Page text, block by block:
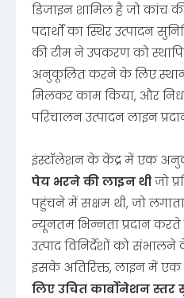
डिजाइन शामिल है जो कांच
पदार्थों का स्थिर उत्पादन
की टीम ने उपकरण को
अनुकूलित करने के लिए
मिलकर काम किया, और
परिचालन उत्पादन लाइन
इंस्टॉलेशन के केंद्र में एक
पेय भरने की लाइन थीजो
पहुंचने में सक्षम थी, जो
न्यूनतम भिन्नता प्रदान करते
उत्पाद विनिर्देशों को
इसके अतिरिक्त, लाइन में
लिए उचित कार्बोनेशन